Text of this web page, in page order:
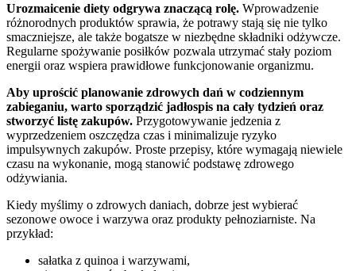
Urozmaicenie diety odgrywa znaczącą rolę. Wprowadzenie
różnorodnych produktów sprawia, że potrawy stają się nie tylko
smaczniejsze, ale także bogatsze w niezbędne składniki odżywcze.
Regularne spożywanie posiłków pozwala utrzymać stały poziom
energii oraz wspiera prawidłowe funkcjonowanie organizmu.
Aby uprościć planowanie zdrowych dań w codziennym
zabieganiu, warto sporządzić jadłospis na cały tydzień oraz
stworzyć listę zakupów. Przygotowywanie jedzenia z
wyprzedzeniem oszczędza czas i minimalizuje ryzyko
impulsywnych zakupów. Proste przepisy, które wymagają niewiele
czasu na wykonanie, mogą stanowić podstawę zdrowego
odżywiania.
Kiedy myślimy o zdrowych daniach, dobrze jest wybierać
sezonowe owoce i warzywa oraz produkty pełnoziarniste. Na
przykład:
sałatka z quinoa i warzywami,